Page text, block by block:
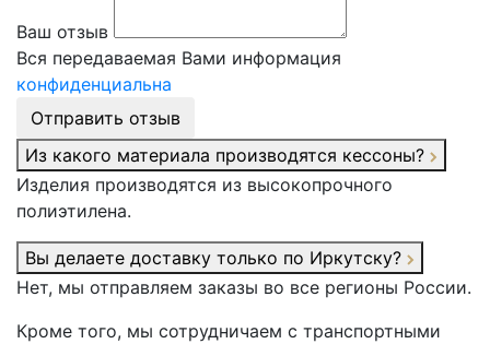
Ваш отзыв
Вся передаваемая Вами информация
конфиденциальна
Отправить отзыв
Из какого материала производятся кессоны?
Изделия производятся из высокопрочного
полиэтилена.
Вы делаете доставку только по Иркутску?
Нет, мы отправляем заказы во все регионы России.
Кроме того, мы сотрудничаем с транспортными